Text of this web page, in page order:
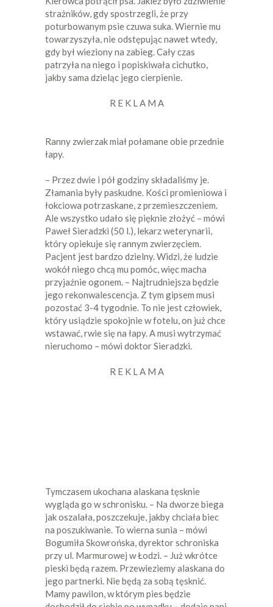
strażników, gdy spostrzegli, że przy
poturbowanym psie czuwa suka. Wiernie mu
towarzyszyła, nie odstępując nawet wtedy,
gdy był wieziony na zabieg. Cały czas
patrzyła na niego i popiskiwała cichutko,
jakby sama dzieląc jego cierpienie.
R E K L A M A
Ranny zwierzak miał połamane obie przednie
łapy.
– Przez dwie i pół godziny składaliśmy je.
Złamania były paskudne. Kości promieniowa i
łokciowa potrzaskane, z przemieszczeniem.
Ale wszystko udało się pięknie złożyć – mówi
Paweł Sieradzki (50 l.), lekarz weterynarii,
który opiekuje się rannym zwierzęciem.
Pacjent jest bardzo dzielny. Widzi, że ludzie
wokół niego chcą mu pomóc, więc macha
przyjaźnie ogonem. – Najtrudniejsza będzie
jego rekonwalescencja. Z tym gipsem musi
pozostać 3-4 tygodnie. To nie jest człowiek,
który usiądzie spokojnie w fotelu, on już chce
wstawać, rwie się na łapy. A musi wytrzymać
nieruchomo – mówi doktor Sieradzki.
R E K L A M A
Tymczasem ukochana alaskana tęsknie
wygląda go w schronisku. – Na dworze biega
jak oszalała, poszczekuje, jakby chciała biec
na poszukiwanie. To wierna sunia – mówi
Bogumiła Skowrońska, dyrektor schroniska
przy ul. Marmurowej w Łodzi. – Już wkrótce
pieski będą razem. Przewieziemy alaskana do
jego partnerki. Nie będą za sobą tęsknić.
Mamy pawilon, w którym pies będzie